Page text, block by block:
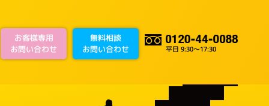
お客様専用
お問い合わせ
無料相談
お問い合わせ
平日 9:30～17:30